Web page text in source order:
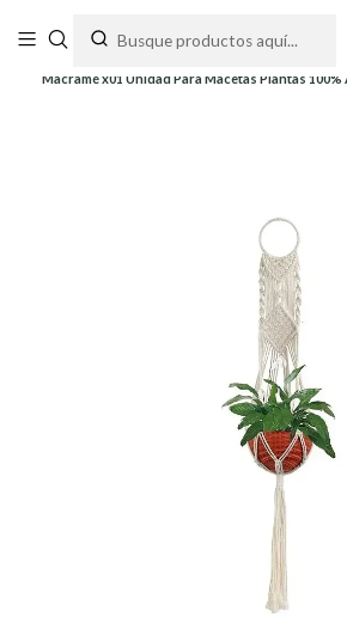
Macramé x01 Unidad Para Macetas Plantas